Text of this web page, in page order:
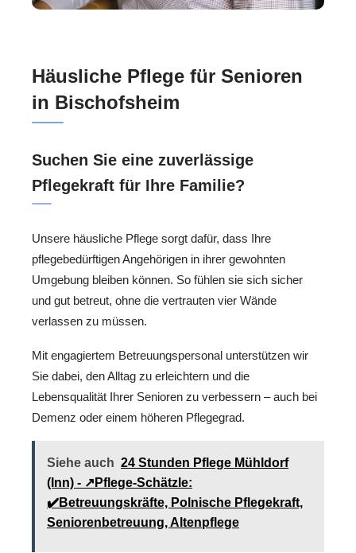
Häusliche Pflege für Senioren
in Bischofsheim
Suchen Sie eine zuverlässige
Pflegekraft für Ihre Familie?
Unsere häusliche Pflege sorgt dafür, dass Ihre
pflegebedürftigen Angehörigen in ihrer gewohnten
Umgebung bleiben können. So fühlen sie sich sicher
und gut betreut, ohne die vertrauten vier Wände
verlassen zu müssen.
Mit engagiertem Betreuungspersonal unterstützen wir
Sie dabei, den Alltag zu erleichtern und die
Lebensqualität Ihrer Senioren zu verbessern – auch bei
Demenz oder einem höheren Pflegegrad.
Siehe auch 24 Stunden Pflege Mühldorf
(Inn) - ↗️Pflege-Schätzle:
✔️Betreuungskräfte, Polnische Pflegekraft,
Seniorenbetreuung, Altenpflege